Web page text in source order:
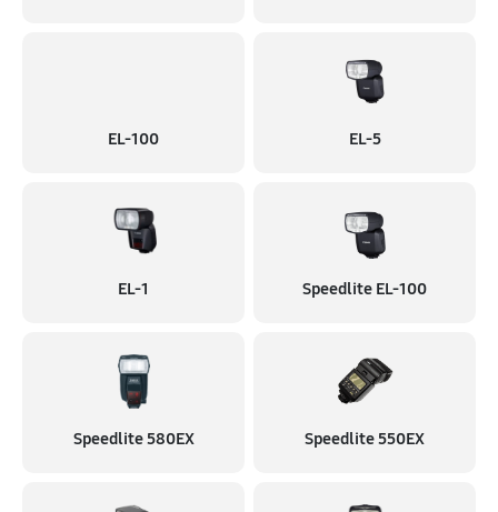
EL-100 EL-5
EL-1 Speedlite EL-100
Speedlite 580EX Speedlite 550EX